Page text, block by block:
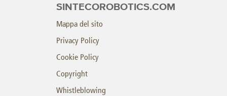
SINTECOROBOTICS.COM
Mappa del sito
Privacy Policy
Cookie Policy
Copyright
Whistleblowing